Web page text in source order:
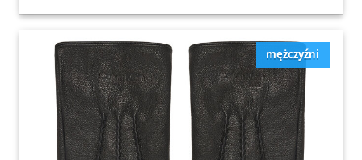
mężczyźni